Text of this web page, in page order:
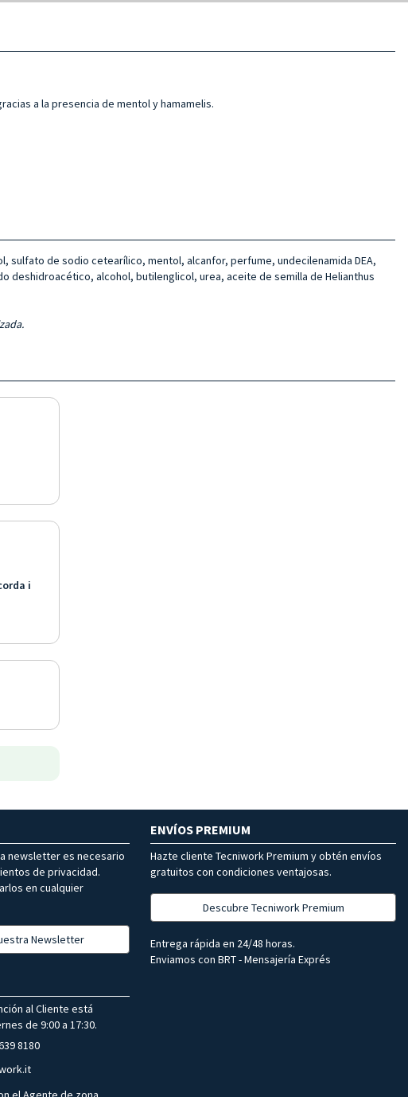
a la presencia de mentol y hamamelis.
de sodio cetearílico, mentol, alcanfor, perfume, undecilenamida DEA,
deshidroacético, alcohol, butilenglicol, urea, aceite de semilla de Helianthus
i
newsletter es necesario
de privacidad.
en cualquier
Newsletter
ENVÍOS PREMIUM
Hazte cliente Tecniwork Premium y obtén envíos
gratuitos con condiciones ventajosas.
Descubre Tecniwork Premium
Entrega rápida en 24/48 horas.
Enviamos con BRT - Mensajería Exprés
al Cliente está
de 9:00 a 17:30.
8180